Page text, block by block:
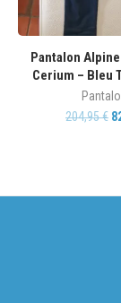
Pantalon
Cerium – Bleu
204,95€